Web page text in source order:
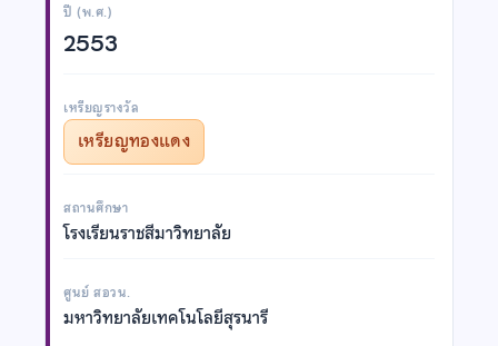
ปี (พ.ศ.)
2553
เหรียญรางวัล
เหรียญทองแดง
สถานศึกษา
โรงเรียนราชสีมาวิทยาลัย
ศูนย์ สอวน.
มหาวิทยาลัยเทคโนโลยีสุรนารี